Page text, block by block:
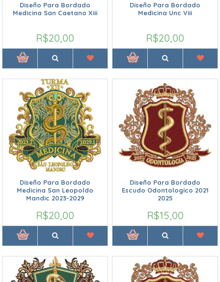
Diseño Para Bordado
Medicina San Caetano Xiii
R$20,00
Diseño Para Bordado
Medicina Unc Viii
R$20,00
Diseño Para Bordado
Medicina San Leopoldo
Mandic 2023-2029
R$20,00
Diseño Para Bordado
Escudo Odontologico 2021
2025
R$15,00